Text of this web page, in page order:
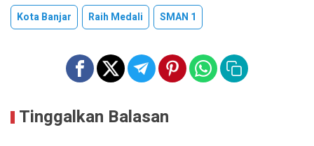
Kota Banjar Raih Medali SMAN 1
Tinggalkan Balasan